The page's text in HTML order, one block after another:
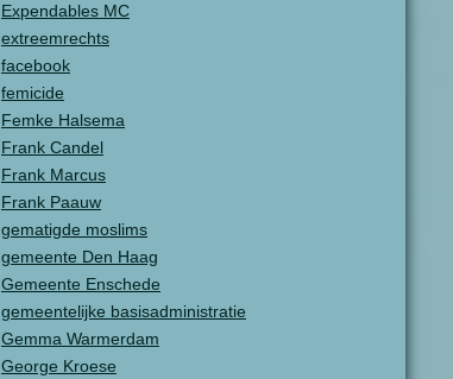
Expendables MC
extreemrechts
facebook
femicide
Femke Halsema
Frank Candel
Frank Marcus
Frank Paauw
gematigde moslims
gemeente Den Haag
Gemeente Enschede
gemeentelijke basisadministratie
Gemma Warmerdam
George Kroese